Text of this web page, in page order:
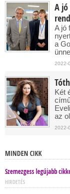
A
A jó
a
2022-
Két
az
2022-
MINDEN CIKK
Szemezgess legújabb
HIRDETÉS